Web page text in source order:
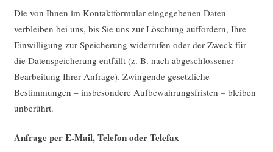
Die von Ihnen im Kontaktformular eingegebenen Daten
verbleiben bei uns, bis Sie uns zur Löschung auffordern, Ihre
Einwilligung zur Speicherung widerrufen oder der Zweck für
die Datenspeicherung entfällt (z. B. nach abgeschlossener
Bearbeitung Ihrer Anfrage). Zwingende gesetzliche
Bestimmungen – insbesondere Aufbewahrungsfristen – bleiben
unberührt.
Anfrage per E-Mail, Telefon oder Telefax